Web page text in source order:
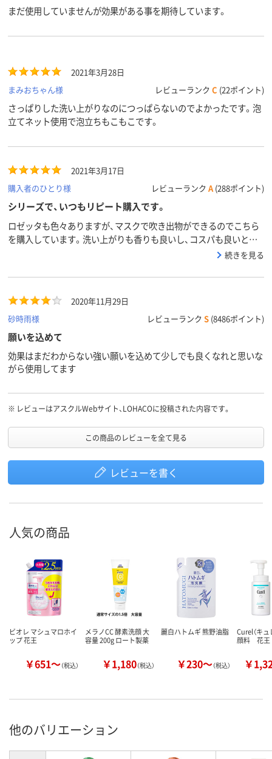
まだ使用していませんが効果がある事を期待しています。
2021年3月28日
まみおちゃん様
レビューランク C (22ポイント)
さっぱりした洗い上がりなのにつっぱらないのでよかったです。泡
立てネット使用で泡立ちもこもこです。
2021年3月17日
購入者のひとり様
レビューランク A (288ポイント)
シリーズで、いつもリピート購入です。
ロゼッタも色々ありますが、マスクで吹き出物ができるのでこちら
を購入しています。洗い上がりも香りも良いし、コスパも良いと思
続きを見る
2020年11月29日
砂時雨様
レビューランク S (8486ポイント)
願いを込めて
効果はまだわからない強い願いを込めて少しでも良くなれと思いな
がら使用してます
※ レビューはアスクルWebサイト、LOHACOに投稿された内容です。
この商品のレビューを全て見る
レビューを書く
人気の商品
ビオレ マシュマロホイ
ップ 花王
￥651～（税込）
メラノCC 酵素洗顔 大
容量 200g ロート製薬
￥1,180（税込）
麗白ハトムギ 熊野油脂
￥230～（税込）
Curel（キュ
顔料 花王
￥
他のバリエーション